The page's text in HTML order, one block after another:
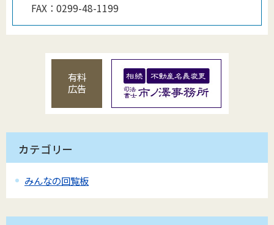
FAX： 0299-48-1199
有料
広告
カテゴリー
みんなの回覧板